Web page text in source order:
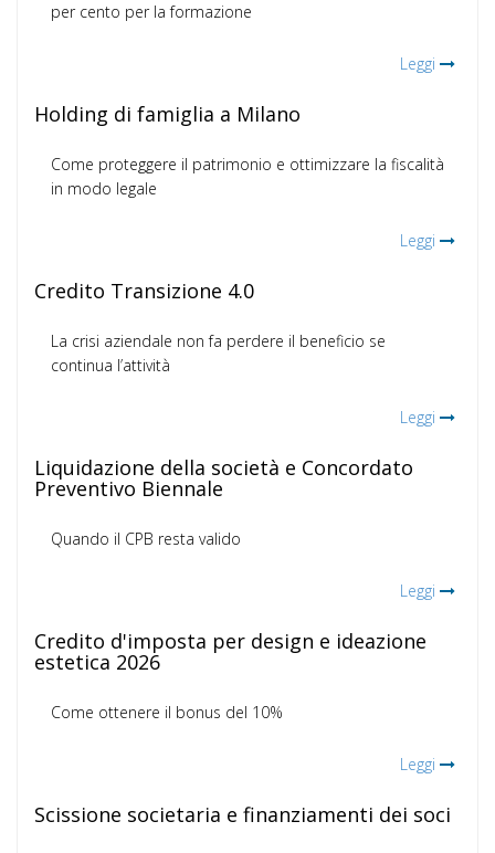
per cento per la formazione
Leggi
Holding di famiglia a Milano
Come proteggere il patrimonio e ottimizzare la fiscalità
in modo legale
Leggi
Credito Transizione 4.0
La crisi aziendale non fa perdere il beneficio se
continua l’attività
Leggi
Liquidazione della società e Concordato
Preventivo Biennale
Quando il CPB resta valido
Leggi
Credito d'imposta per design e ideazione
estetica 2026
Come ottenere il bonus del 10%
Leggi
Scissione societaria e finanziamenti dei soci